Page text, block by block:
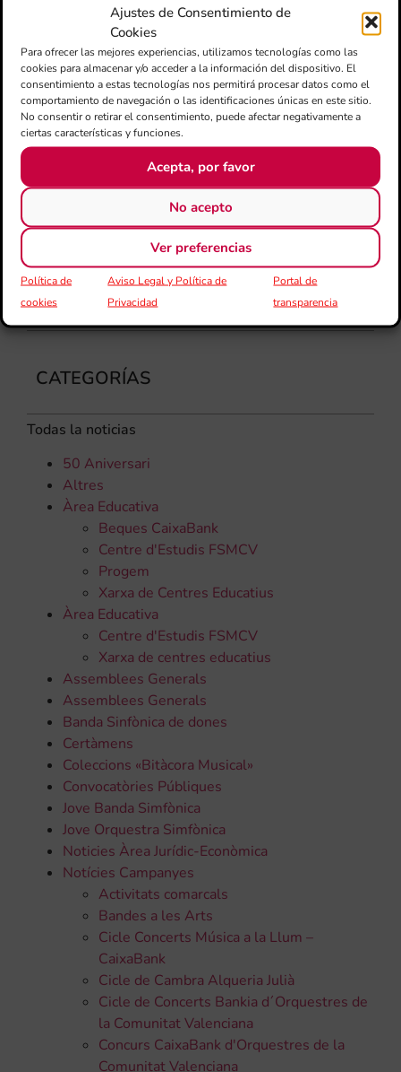
Ajustes de Consentimiento de
Cookies
Para ofrecer las mejores experiencias, utilizamos tecnologías como las
cookies para almacenar y/o acceder a la información del dispositivo. El
consentimiento a estas tecnologías nos permitirá procesar datos como el
comportamiento de navegación o las identificaciones únicas en este sitio.
No consentir o retirar el consentimiento, puede afectar negativamente a
ciertas características y funciones.
Acepta, por favor
No acepto
Ver preferencias
Política de
cookies
Aviso Legal y Política de
Privacidad
Portal de
transparencia
CATEGORÍAS
Todas la noticias
50 Aniversari
Altres
Àrea Educativa
Beques CaixaBank
Centre d'Estudis FSMCV
Progem
Xarxa de Centres Educatius
Àrea Educativa
Centre d'Estudis FSMCV
Xarxa de centres educatius
Assemblees Generals
Assemblees Generals
Banda Sinfònica de dones
Certàmens
Coleccions «Bitàcora Musical»
Convocatòries Públiques
Jove Banda Simfònica
Jove Orquestra Simfònica
Noticies Àrea Jurídic-Econòmica
Notícies Campanyes
Activitats comarcals
Bandes a les Arts
Cicle Concerts Música a la Llum –
CaixaBank
Cicle de Cambra Alqueria Julià
Cicle de Concerts Bankia d´Orquestres de
la Comunitat Valenciana
Concurs CaixaBank d'Orquestres de la
Comunitat Valenciana